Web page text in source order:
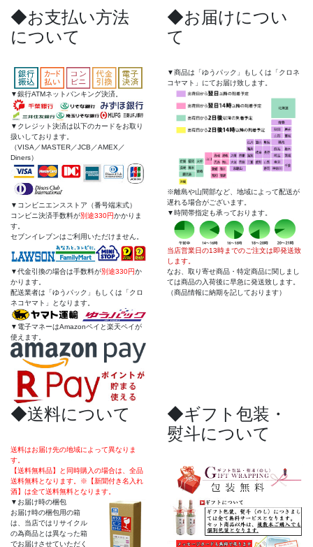
◆お支払い方法
について
▼銀行ATMネットバンキング決済。
▼クレジット決済は以下のカードをお取り
扱いしております。
（VISA／MASTER／JCB／AMEX／
Diners）
▼コンビニエンスストア（番号端末式）
コンビニ決済手数料が別途330円かかりま
す。
セブンイレブンはご利用いただけません。
▼代金引換の場合は手数料が別途330円か
かります。
配送業者は「ゆうパック」もしくは「クロ
ネコヤマト」となります。
▼電子マネーはAmazonペイと楽天ペイが
使えます。
◆お届けについ
て
▼商品は「ゆうパック」もしくは「クロネ
コヤマト」にてお届け致します。
※離島や山間部など、地域によって配送が
遅れる場合がございます。
▼時間帯指定も承っております。
当店営業日の13時までのご注文は即発送致
します。
なお、取り寄せ商品・特定商品に関しまし
ては商品の入荷後に早急に発送致します。
（商品情報に納期を記しております）
◆送料について
送料はお届け先の地域によって異なりま
す。
【送料無料品】と同時購入の場合は、全品
送料無料となります。 ※【新聞付き名入れ
酒】は全て送料無料となります。
▼お届け時の梱包
お届け時の梱包用の箱
は、当店ではリサイクル
の為商品とは異なった箱
でお届けさせていただく
◆ギフト包装・
熨斗について